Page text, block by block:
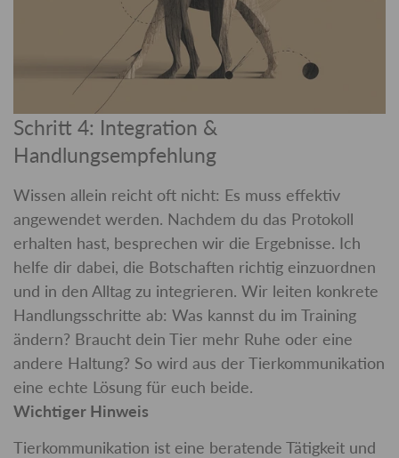
Schritt 4: Integration &
Handlungsempfehlung
Wissen allein reicht oft nicht: Es muss effektiv
angewendet werden. Nachdem du das Protokoll
erhalten hast, besprechen wir die Ergebnisse. Ich
helfe dir dabei, die Botschaften richtig einzuordnen
und in den Alltag zu integrieren. Wir leiten konkrete
Handlungsschritte ab: Was kannst du im Training
ändern? Braucht dein Tier mehr Ruhe oder eine
andere Haltung? So wird aus der Tierkommunikation
eine echte Lösung für euch beide.
Wichtiger Hinweis
Tierkommunikation ist eine beratende Tätigkeit und